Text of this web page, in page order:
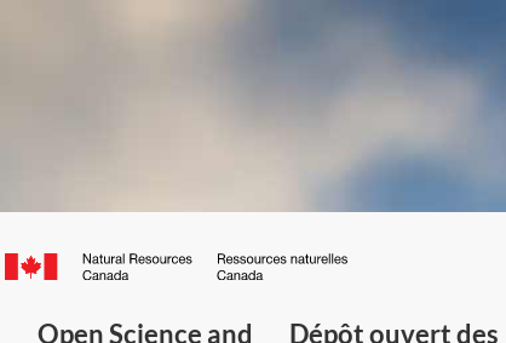
Canada.ca
Open Science and
Dépôt ouvert des